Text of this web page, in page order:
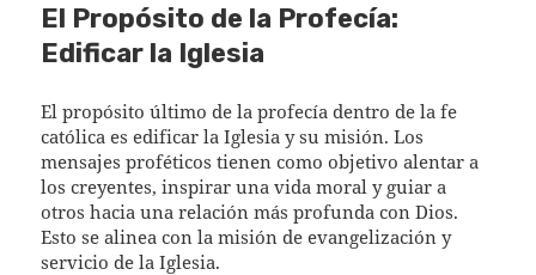
El Propósito de la Profecía:
Edificar la Iglesia
El propósito último de la profecía dentro de la fe
católica es edificar la Iglesia y su misión. Los
mensajes proféticos tienen como objetivo alentar a
los creyentes, inspirar una vida moral y guiar a
otros hacia una relación más profunda con Dios.
Esto se alinea con la misión de evangelización y
servicio de la Iglesia.